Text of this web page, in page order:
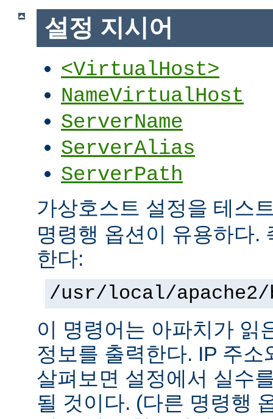
설정 지시어
<VirtualHost>
NameVirtualHost
ServerName
ServerAlias
ServerPath
가상호스트 설정을 테스
명령행 옵션이 유용하다.
한다:
/usr/local/
이 명령어는 아파치가 읽
정보를 출력한다. IP 주
살펴보면 설정에서 실수
될 것이다. (다른 명령행